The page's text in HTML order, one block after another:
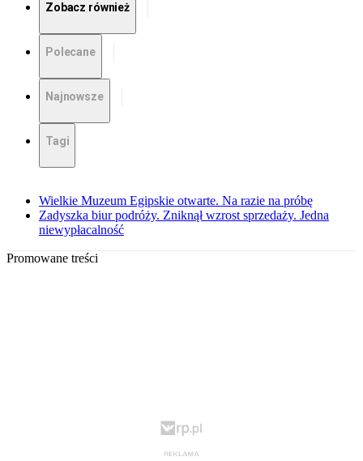
Zobacz również
Polecane
Najnowsze
Tagi
Wielkie Muzeum Egipskie otwarte. Na razie na próbę
Zadyszka biur podróży. Zniknął wzrost sprzedaży. Jedna
niewypłacalność
Promowane treści